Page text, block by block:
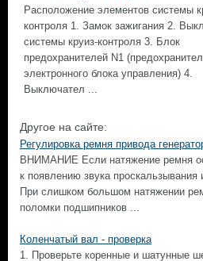
Расположение элементов системы
контроля 1. Замок зажигания 2.
системы круиз-контроля 3. Блок
предохранителей N1
электронного блока управления) 4.
Выключател ...
Другое на сайте:
Регулировка ремня привода
ВНИМАНИЕ Если натяжение ремня
к появлению звука
При слишком большом натяжении
поломки подшипников ...
Коленчатый вал - проверка
1. Проверьте коренные и шатунные